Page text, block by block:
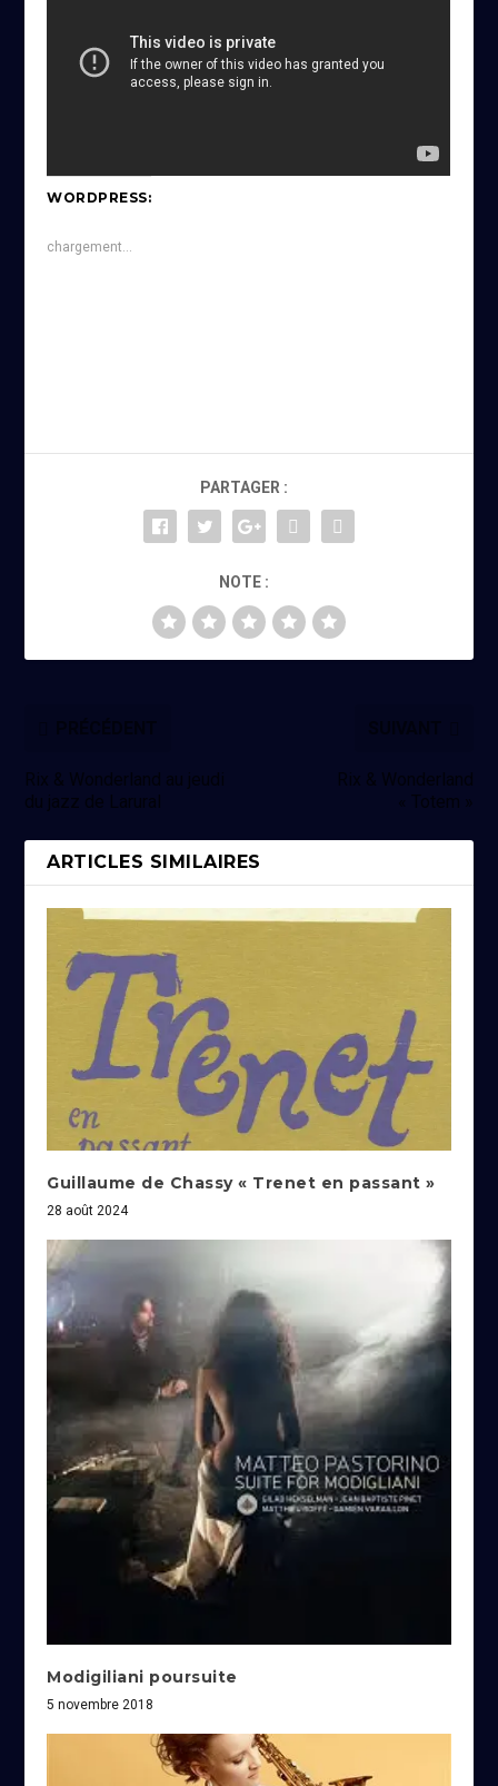
WORDPRESS:
chargement…
PARTAGER :
NOTE :
Rix & Wonderland au jeudi
du jazz de Larural
Rix & Wonderland
« Totem »
ARTICLES SIMILAIRES
Guillaume de Chassy « Trenet en passant »
28 août 2024
Modigiliani poursuite
5 novembre 2018